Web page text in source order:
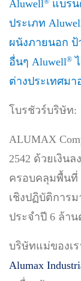
Aluwell
แบร
ประเภท
ผนังภายนอก
อื่นๆ Aluwell®
ต่างประเทศม
โบรชัวร์บริษัท:
ALUMAX
2542 ด้วยเงิน
ครอบคลุมพื้นที่
เชิงปฏิบัติการม
ประจำปี 6 ล้าน
บริษัทแม่ของเ
Alumax